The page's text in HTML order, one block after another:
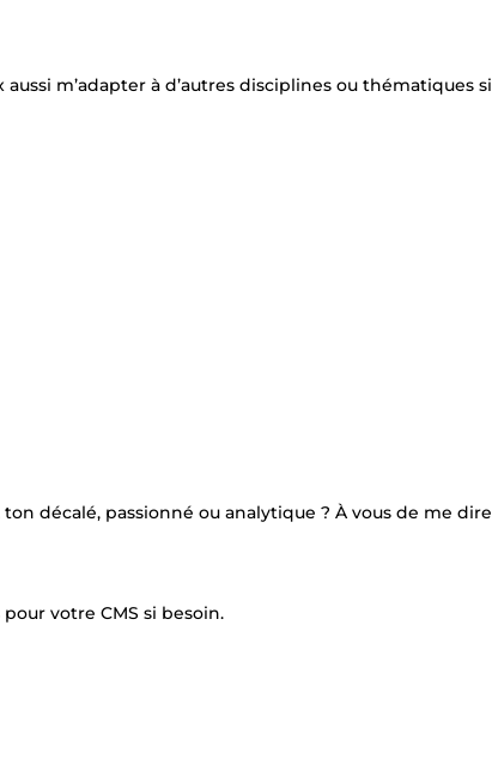
m’adapter à d’autres disciplines ou thématiques
décalé, passionné ou analytique ? À vous de me
votre CMS si besoin.